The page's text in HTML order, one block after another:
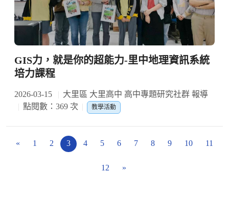
GIS力，就是你的超能力-里中地理資訊系統
培力課程
2026-03-15
大里區 大里高中 高中專題研究社群 報導
點閱數：369 次
教學活動
« 1 2 3 4 5 6 7 8 9 10 11
12 »